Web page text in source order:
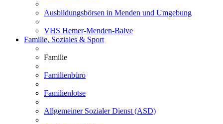
Ausbildungsbörsen in Menden und Umgebung
VHS Hemer-Menden-Balve
Familie, Soziales & Sport
Familie
Familienbüro
Familienlotse
Allgemeiner Sozialer Dienst (ASD)